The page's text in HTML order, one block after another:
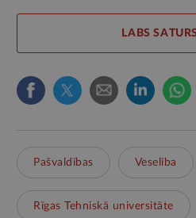
LABS SATURS
Pašvaldības Veselība
Rīgas Tehniskā universitāte